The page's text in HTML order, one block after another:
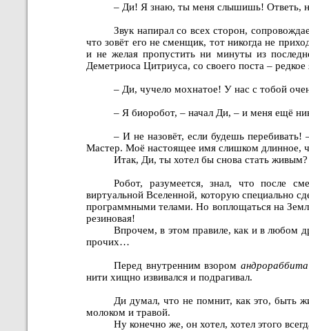
– Ди! Я знаю, ты меня слышишь! Ответь,
Звук напирал со всех сторон,
что зовёт его не сменщик, тот никогда не
и не желая пропустить ни минуты из
Деметриоса Цитриуса, со своего поста –
– Ди, чучело мохнатое! У нас с тобой
– Я биоробот, – начал Ди, – и меня ещё
– И не назовёт, если будешь
Мастер. Моё настоящее имя слишком длинное,
Итак, Ди, ты хотел бы снова стать
Робот, разумеется, знал, что после
виртуальной Вселенной, которую специально
программными телами. Но воплощаться на
резиновая!
Впрочем, в этом правиле, как и в любом
прочих…
Перед внутренним взором андрораббита
нити хищно извивался и подрагивал.
Ди думал, что не помнит, как это, быть
молоком и травой.
Ну конечно же, он хотел, хотел этого